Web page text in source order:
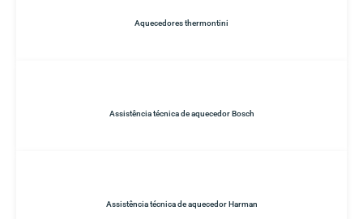
Aquecedores thermontini
Assistência técnica de aquecedor Bosch
Assistência técnica de aquecedor Harman